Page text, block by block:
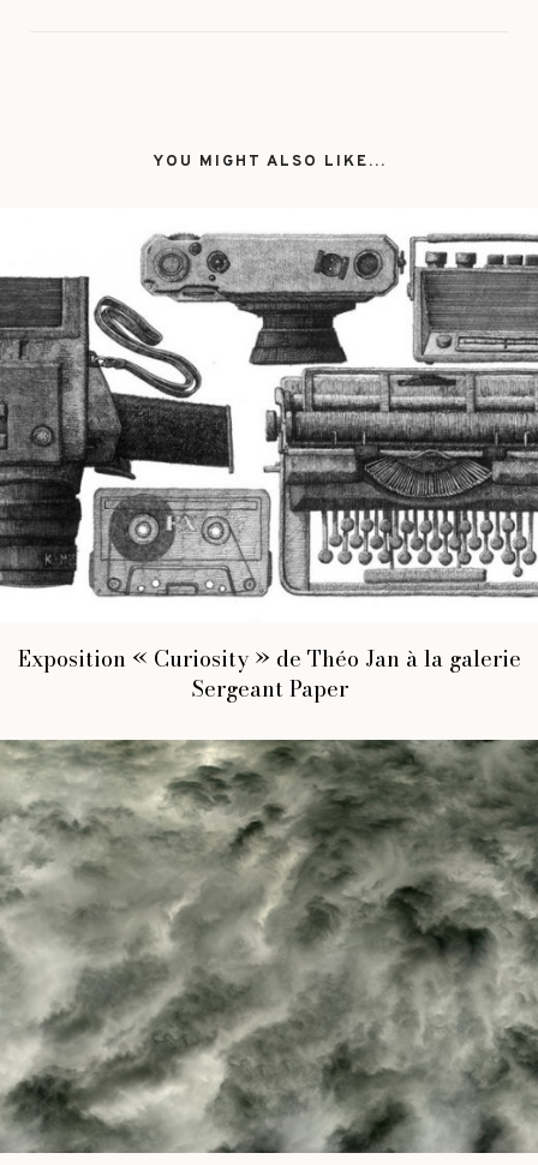
YOU MIGHT ALSO LIKE...
Exposition « Curiosity » de Théo Jan à la galerie
Sergeant Paper